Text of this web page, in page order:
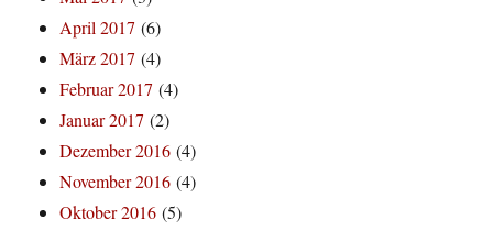
April 2017 (6)
März 2017 (4)
Februar 2017 (4)
Januar 2017 (2)
Dezember 2016 (4)
November 2016 (4)
Oktober 2016 (5)